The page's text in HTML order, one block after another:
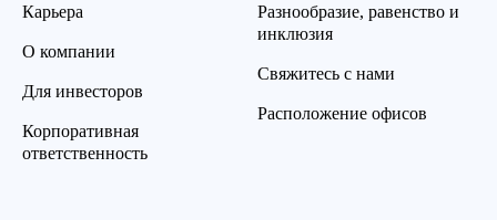
Карьера
О компании
Для инвесторов
Корпоративная
ответственность
Разнообразие, равенство и
инклюзия
Свяжитесь с нами
Расположение офисов